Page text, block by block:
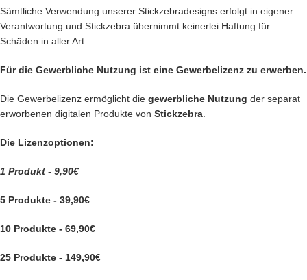
Sämtliche Verwendung unserer Stickzebradesigns erfolgt in eigener
Verantwortung und Stickzebra übernimmt keinerlei Haftung für
Schäden in aller Art.
Für die Gewerbliche Nutzung ist eine Gewerbelizenz zu erwerben.
Die Gewerbelizenz ermöglicht die gewerbliche Nutzung der separat
erworbenen digitalen Produkte von Stickzebra
Die Lizenzoptionen:
1 Produkt - 9,90€
5 Produkte - 39,90€
10 Produkte - 69,90€
25 Produkte - 149,90€